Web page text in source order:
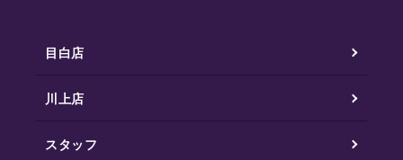
目白店
川上店
スタッフ